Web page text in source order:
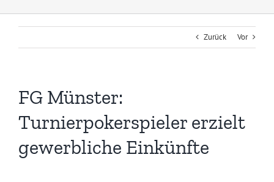
Zurück Vor
FG Münster:
Turnierpokerspieler erzielt
gewerbliche Einkünfte